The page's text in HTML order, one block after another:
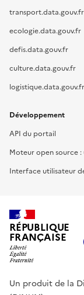
transport.data.gouv.fr
ecologie.data.gouv.fr
defis.data.gouv.fr
culture.data.gouv.fr
logistique.data.gouv.fr
Développement
API du portail
Moteur open source :
Interface utilisateur
RÉPUBLIQUE
FRANÇAISE
Un produit de la